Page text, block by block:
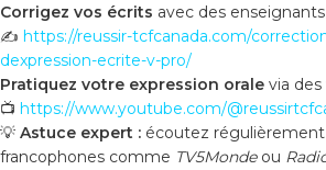
Corrigez vos écrits avec des
✍️ https://reussir-tcfcanada.com/
dexpression-ecrite-v-pro/
Pratiquez votre expression orale via
📺 https://www.youtube.com/
💡 Astuce expert : écoutez
francophones comme TV5Mondeou